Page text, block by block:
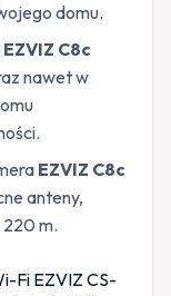
domu.
EZVIZ C8c
nawet w
EZVIZ C8c
anteny,
m.